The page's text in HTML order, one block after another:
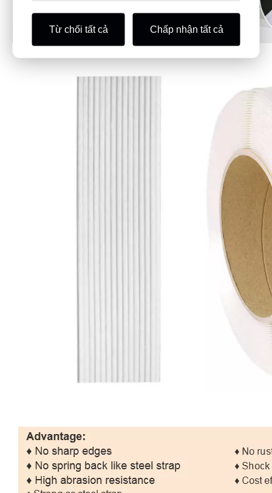
Từ chối tất cả Chấp nhận tất cả